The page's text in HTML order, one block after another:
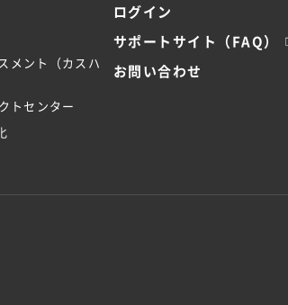
メント（カスハ
トセンター
ログイン
サポートサイト（FAQ）
お問い合わせ